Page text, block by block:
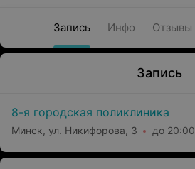
Запись Инфо Отзывы
Запись
8-я городская поликлиника
Минск, ул. Никифорова, 3 до 20:00